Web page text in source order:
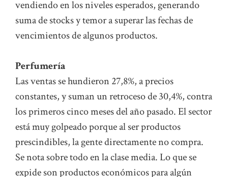
vendiendo en los niveles esperados, generando
suma de stocks y temor a superar las fechas de
vencimientos de algunos productos.
Perfumería
Las ventas se hundieron 27,8%, a precios
constantes, y suman un retroceso de 30,4%, contra
los primeros cinco meses del año pasado. El sector
está muy golpeado porque al ser productos
prescindibles, la gente directamente no compra.
Se nota sobre todo en la clase media. Lo que se
expide son productos económicos para algún